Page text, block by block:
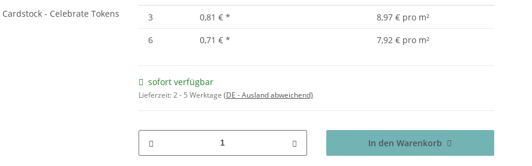
3 0,81 € *
8,97 € pro m²
6
0,71 € * 7,92 € pro m²
sofort verfügbar
Lieferzeit:2 - 5 Werktage (DE - Ausland abweichend)
In den Warenkorb